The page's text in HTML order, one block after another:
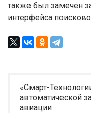
также был замечен
интерфейса
«Смарт-
автоматической
авиации